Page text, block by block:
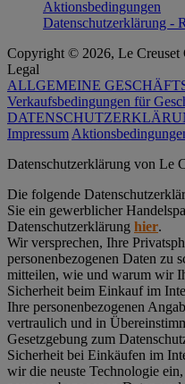
Aktionsbedingungen
Datenschutzerklärung -
Copyright © 2026, Le Creuset
Legal
ALLGEMEINE
Verkaufsbedingungen für
Impressum
Datenschutz­erklärung von Le
Die folgende
Sie ein gewerblicher
Datenschutzerklärung hier.
Wir versprechen, Ihre
personenbezogenen Daten zu
mitteilen, wie und warum wir
Sicherheit beim Einkauf im
Ihre personenbezogenen
vertraulich und in
Gesetzgebung zum
Sicherheit bei Einkäufen im
wir die neuste Technologie